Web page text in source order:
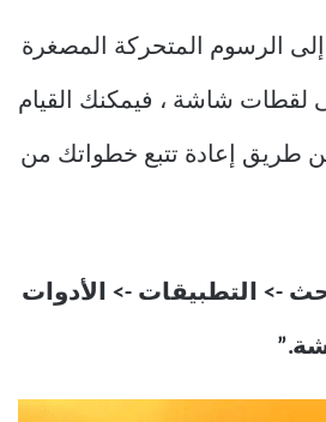
إلى الرسوم المتحركة المصغرة
لقطات شاشة ، فيمكنك القيام
طريق إعادة تتبع خطواتك من
-> التطبيقات -> الأدوات